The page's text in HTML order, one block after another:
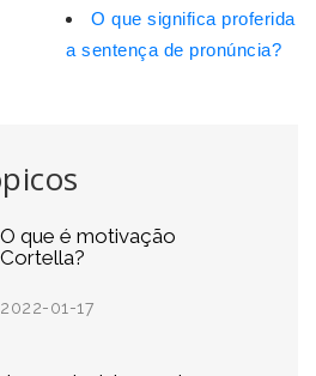
O que é motivação
Cortella?
2022-01-17
O que significa proferida
a sentença de pronúncia?